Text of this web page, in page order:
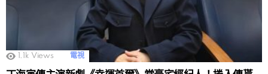
1.1k Views 電視